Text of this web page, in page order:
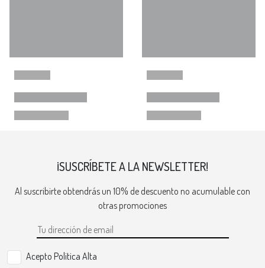
¡SUSCRÍBETE A LA NEWSLETTER!
Al suscribirte obtendrás un 10% de descuento no acumulable con
otras promociones
Acepto Politica Alta